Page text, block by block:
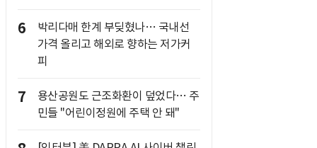
6
박리다매 한계 부딪혔나… 국내선
가격 올리고 해외로 향하는 저가커
피
7
용산공원도 근조화환이 덮었다… 주
민들 "어린이정원에 주택 안 돼"